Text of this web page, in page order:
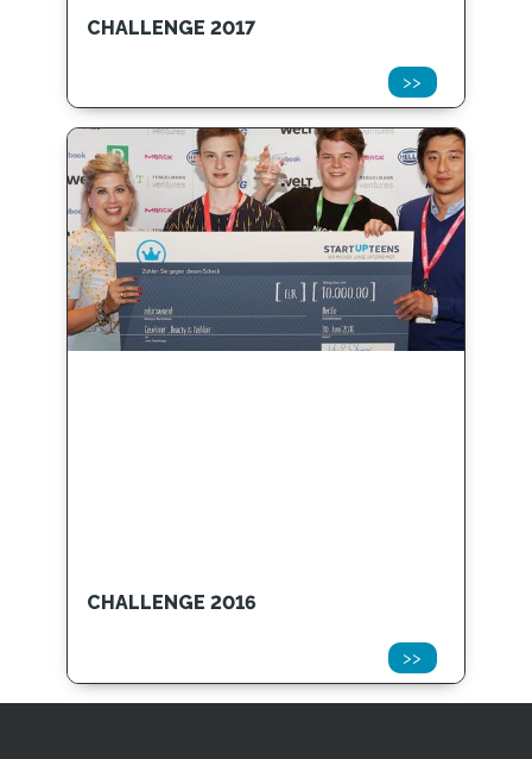
CHALLENGE 2017
>>
CHALLENGE 2016
>>